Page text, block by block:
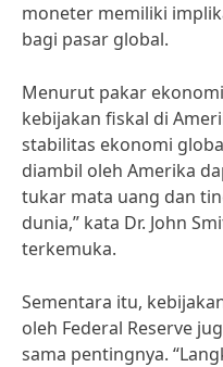
moneter memiliki
bagi pasar global.
Menurut pakar
kebijakan fiskal di
stabilitas ekonomi
diambil oleh Amerika
tukar mata uang dan
dunia,” kata Dr. John
terkemuka.
Sementara itu,
oleh Federal Reserve
sama pentingnya.